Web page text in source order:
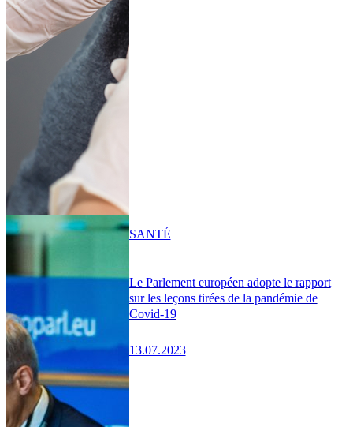
Le Parlement européen adopte le rapport
sur les leçons tirées de la pandémie de
Covid-19
13.07.2023
SANTÉ